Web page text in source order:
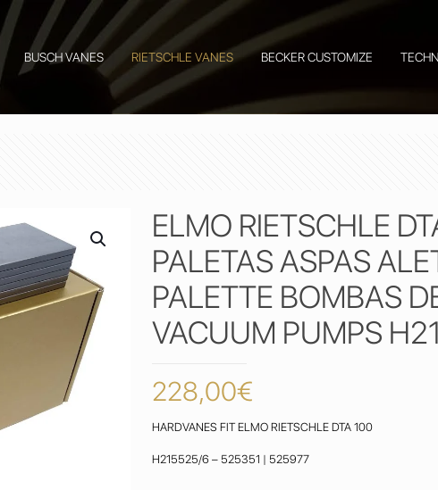
BUSCH VANES RIETSCHLE VANES BECKER CUSTOMIZE
ELMO RIETSCHLE
PALETAS ASPAS
PALETTE BOMBAS
VACUUM PUMPS
228,00€
HARDVANES FIT ELMO RIETSCHLE DTA 100
H215525/6 – 525351 | 525977